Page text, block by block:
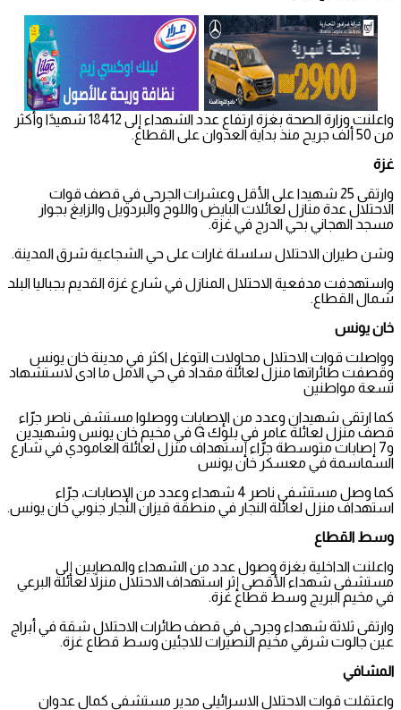
واعلنت وزارة الصحة بغزة ارتفاع عدد الشهداء إلى 18412 شهيدًا وأكثر
من 50 ألف جريح منذ بداية العدوان على القطاع.
غزة
وارتقى 25 شهيدا على الأقل وعشرات الجرحى في قصف قوات
الاحتلال عدة منازل لعائلات البايض واللوح والبردويل والزايغ بجوار
مسجد الهجاني بحي الدرج في غزة.
وشن طيران الاحتلال سلسلة غارات على حي الشجاعية شرق المدينة.
واستهدفت مدفعية الاحتلال المنازل في شارع غزة القديم بجباليا البلد
شمال القطاع.
خان يونس
وواصلت قوات الاحتلال محاولات التوغل اكثر في مدينة خان يونس
وقصفت طائراتها منزل لعائلة مقداد في حي الامل ما ادى لاستشهاد
تسعة مواطنين
كما ارتقى شهيدان وعدد من الإصابات ووصلوا مستشفى ناصر جرّاء
قصف منزل لعائلة عامر في بلوك G في مخيم خان يونس وشهيدين
و7 إصابات متوسطة جرّاء إستهداف منزل لعائلة العامودي في شارع
السماسمة في معسكر خان يونس
كما وصل مستشفى ناصر 4 شهداء وعدد من الإصابات، جرّاء
استهداف منزل لعائلة النجار في منطقة قيزان النجار جنوبي خان يونس.
وسط القطاع
واعلنت الداخلية بغزة وصول عدد من الشهداء والمصابين إلى
مستشفى شهداء الأقصى إثر استهداف الاحتلال منزلاً لعائلة البرعي
في مخيم البريج وسط قطاع غزة.
وارتقى ثلاثة شهداء وجرحى في قصف طائرات الاحتلال شقة في أبراج
عين جالوت شرقي مخيم النصيرات للاجئين وسط قطاع غزة.
المشافي
واعتقلت قوات الاحتلال الاسرائيلي مدير مستشفى كمال عدوان